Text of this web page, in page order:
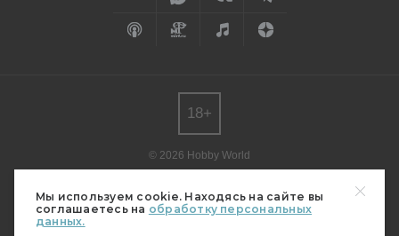
Мы используем cookie. Находясь на сайте вы
соглашаетесь на обработку персональных
данных.
© 2026 Hobby World
редакции.
Мнение авторов может не совпадать с мнением редакции.
Свидетельство о регистрации СМИ серия Эл № ФС77-82485
18+